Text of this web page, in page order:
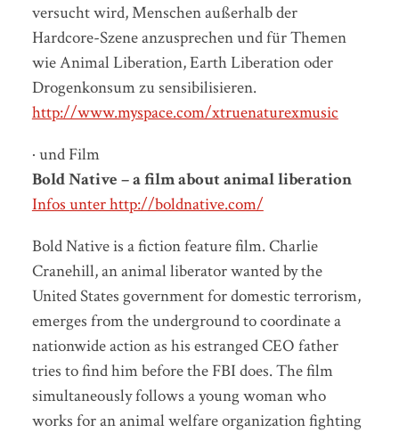
versucht wird, Menschen außerhalb der
Hardcore-Szene anzusprechen und für Themen
wie Animal Liberation, Earth Liberation oder
Drogenkonsum zu sensibilisieren.
http://www.myspace.com/xtruenaturexmusic
· und Film
Bold Native – a film about animal liberation
Infos unter http://boldnative.com/
Bold Native is a fiction feature film. Charlie
Cranehill, an animal liberator wanted by the
United States government for domestic terrorism,
emerges from the underground to coordinate a
nationwide action as his estranged CEO father
tries to find him before the FBI does. The film
simultaneously follows a young woman who
works for an animal welfare organization fighting